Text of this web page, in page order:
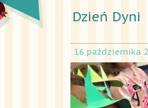
16 października
Dzień Dyni